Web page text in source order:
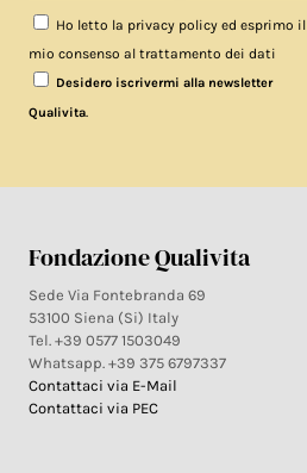
Ho letto la privacy policy ed esprimo il
mio consenso al trattamento dei dati
Desidero iscrivermi alla newsletter
Qualivita.
Fondazione Qualivita
Sede Via Fontebranda 69
53100 Siena (Si) Italy
Tel. +39 0577 1503049
Whatsapp. +39 375 6797337
Contattaci via E-Mail
Contattaci via PEC